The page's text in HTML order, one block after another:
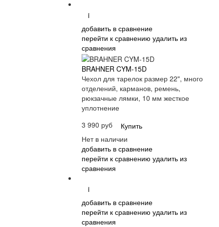
i
добавить в сравнение
перейти к сравнению удалить из
сравнения
BRAHNER CYM-15D
Чехол для тарелок размер 22", много
отделений, карманов, ремень,
рюкзачные лямки, 10 мм жесткое
уплотнение
3 990 руб
Купить
Нет в наличии
добавить в сравнение
перейти к сравнению удалить из
сравнения
i
добавить в сравнение
перейти к сравнению удалить из
сравнения